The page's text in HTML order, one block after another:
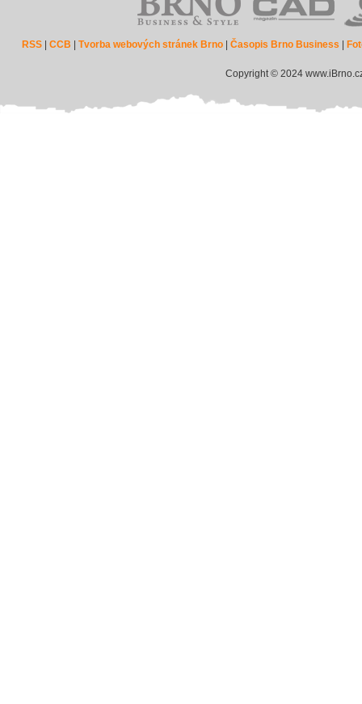
RSS |CCB |Tvorba webových stránek Brno |Časopis Brno Business
Copyright © 2024